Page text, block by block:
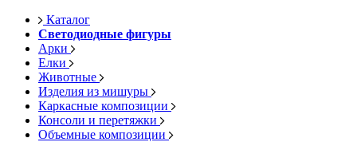
Каталог
Светодиодные фигуры
Арки
Елки
Животные
Изделия из мишуры
Каркасные композиции
Консоли и перетяжки
Объемные композиции